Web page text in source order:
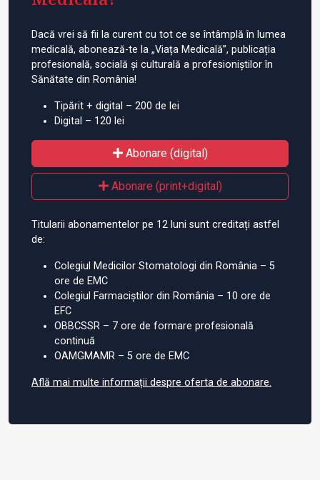
Dacă vrei să fii la curent cu tot ce se întâmplă în lumea
medicală, abonează-te la „Viața Medicală”, publicația
profesională, socială și culturală a profesioniștilor în
Sănătate din România!
Tipărit + digital – 200 de lei
Digital – 120 lei
Abonare (digital)
Abonare (print+digital)
Titularii abonamentelor pe 12 luni sunt creditați astfel
de:
Colegiul Medicilor Stomatologi din România – 5
ore de EMC
Colegiul Farmaciștilor din România – 10 ore de
EFC
OBBCSSR – 7 ore de formare profesională
continuă
OAMGMAMR – 5 ore de EMC
Află mai multe informații despre oferta de abonare.